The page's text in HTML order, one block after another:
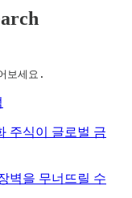
보세요.
주식이 글로벌 금
벽을 무너뜨릴 수